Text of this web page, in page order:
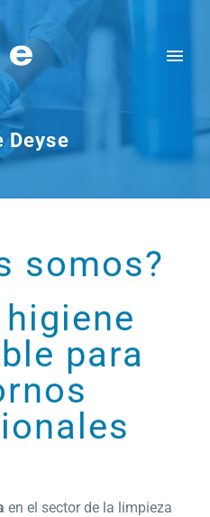
Deyse
somos?
higiene
para
en el sector de la limpieza